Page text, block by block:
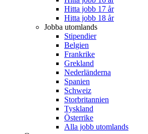
Hitta jobb 17 år
Hitta jobb 18 år
Jobba utomlands
Stipendier
Belgien
Frankrike
Grekland
Nederländerna
Spanien
Schweiz
Storbritannien
Tyskland
Österrike
Alla jobb utomlands